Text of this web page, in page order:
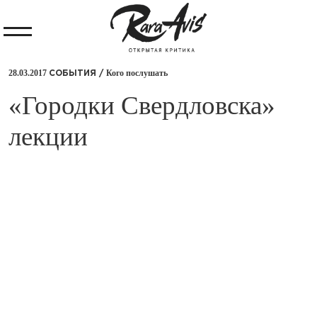
28.03.2017 СОБЫТИЯ / Кого послушать
​«Городки Свердловска»
лекции